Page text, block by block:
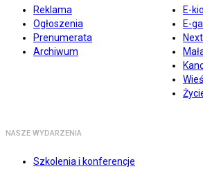
Reklama
Ogłoszenia
Prenumerata
Archiwum
E-
E-
NASZE WYDARZENIA
Szkolenia i konferencje